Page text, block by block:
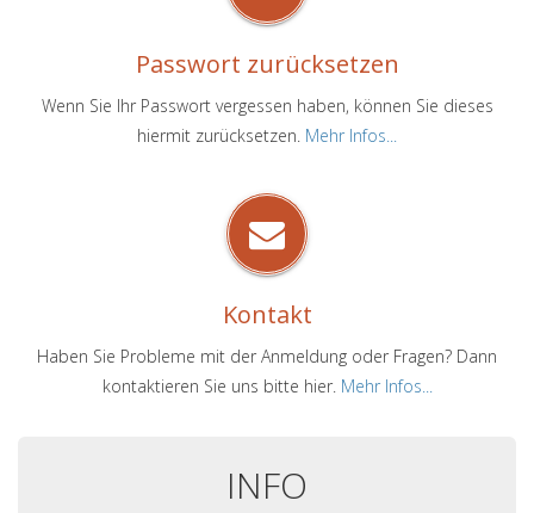
Passwort zurücksetzen
Wenn Sie Ihr Passwort vergessen haben, können Sie dieses
hiermit zurücksetzen. Mehr Infos...
Kontakt
Haben Sie Probleme mit der Anmeldung oder Fragen? Dann
kontaktieren Sie uns bitte hier. Mehr Infos...
INFO